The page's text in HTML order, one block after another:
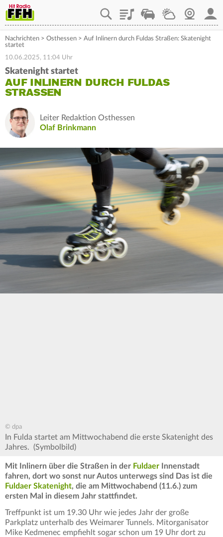
PlaylistStaupilotWetterWebcam
Nachrichten > Osthessen > Auf Inlinern durch Fuldas Straßen: Skatenight
startet
10.06.2025, 11:04 Uhr
Skatenight startet
AUF INLINERN DURCH FULDAS
STRASSEN
Leiter Redaktion Osthessen
Olaf Brinkmann
© dpa
In Fulda startet am Mittwochabend die erste Skatenight des
Jahres. (Symbolbild)
Mit Inlinern über die Straßen in der Fuldaer Innenstadt
fahren, dort wo sonst nur Autos unterwegs sind Das ist die
Fuldaer Skatenight, die am Mittwochabend (11.6.) zum
ersten Mal in diesem Jahr stattfindet.
Treffpunkt ist um 19.30 Uhr wie jedes Jahr der große
Parkplatz unterhalb des Weimarer Tunnels. Mitorganisator
Mike Kedmenec empfiehlt sogar schon um 19 Uhr dort zu